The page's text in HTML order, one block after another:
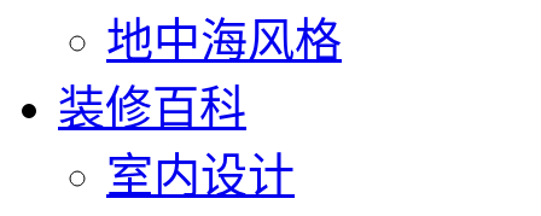
地中海风格
装修百科
室内设计